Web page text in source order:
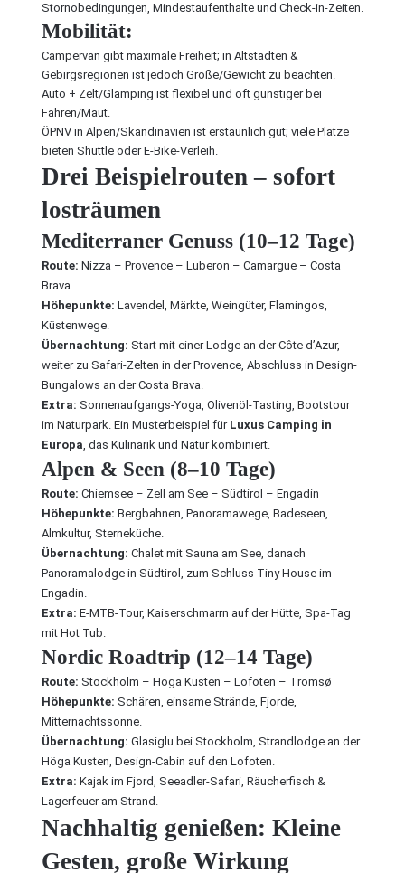
Stornobedingungen, Mindestaufenthalte und Check-in-Zeiten.
Mobilität:
Campervan gibt maximale Freiheit; in Altstädten &
Gebirgsregionen ist jedoch Größe/Gewicht zu beachten.
Auto + Zelt/Glamping ist flexibel und oft günstiger bei
Fähren/Maut.
ÖPNV in Alpen/Skandinavien ist erstaunlich gut; viele Plätze
bieten Shuttle oder E‑Bike-Verleih.
Drei Beispielrouten – sofort
losträumen
Mediterraner Genuss (10–12 Tage)
Route: Nizza – Provence – Luberon – Camargue – Costa
Brava
Höhepunkte: Lavendel, Märkte, Weingüter, Flamingos,
Küstenwege.
Übernachtung: Start mit einer Lodge an der Côte d’Azur,
weiter zu Safari-Zelten in der Provence, Abschluss in Design-
Bungalows an der Costa Brava.
Extra: Sonnenaufgangs-Yoga, Olivenöl-Tasting, Bootstour
im Naturpark. Ein Musterbeispiel für Luxus Camping in
Europa, das Kulinarik und Natur kombiniert.
Alpen & Seen (8–10 Tage)
Route: Chiemsee – Zell am See – Südtirol – Engadin
Höhepunkte: Bergbahnen, Panoramawege, Badeseen,
Almkultur, Sterneküche.
Übernachtung: Chalet mit Sauna am See, danach
Panoramalodge in Südtirol, zum Schluss Tiny House im
Engadin.
Extra: E‑MTB‑Tour, Kaiserschmarrn auf der Hütte, Spa‑Tag
mit Hot Tub.
Nordic Roadtrip (12–14 Tage)
Route: Stockholm – Höga Kusten – Lofoten – Tromsø
Höhepunkte: Schären, einsame Strände, Fjorde,
Mitternachtssonne.
Übernachtung: Glasiglu bei Stockholm, Strandlodge an der
Höga Kusten, Design‑Cabin auf den Lofoten.
Extra: Kajak im Fjord, Seeadler-Safari, Räucherfisch &
Lagerfeuer am Strand.
Nachhaltig genießen: Kleine
Gesten, große Wirkung